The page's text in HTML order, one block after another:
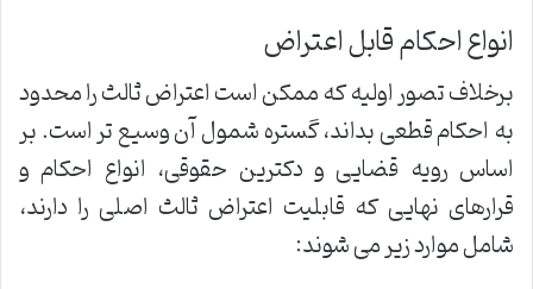
انواع احکام قابل اعتراض
برخلاف تصور اولیه که ممکن است اعتراض ثالث را محدود
به احکام قطعی بداند، گستره شمول آن وسیع تر است. بر
اساس رویه قضایی و دکترین حقوقی، انواع احکام و
قرارهای نهایی که قابلیت اعتراض ثالث اصلی را دارند،
شامل موارد زیر می شوند: